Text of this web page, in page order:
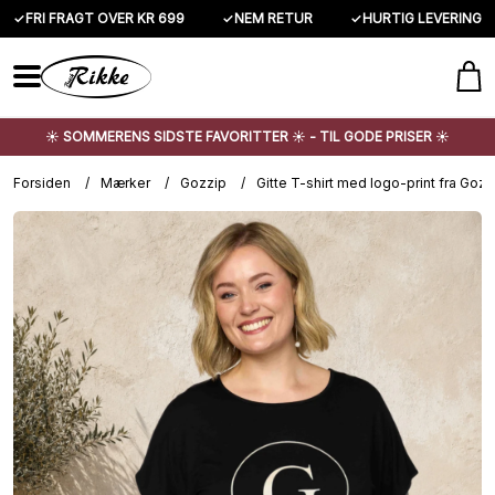
✓FRI FRAGT OVER KR 699 ✓NEM RETUR ✓HURTIG LEVERING
☀️ SOMMERENS SIDSTE FAVORITTER ☀️ - TIL GODE PRISER ☀️
Forsiden / Mærker / Gozzip / Gitte T-shirt med logo-print fra